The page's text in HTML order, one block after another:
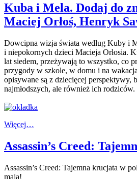
Kuba i Mela. Dodaj do
Maciej Orłoś, Henryk
Dowcipna wizja świata według Kuby i
i niepokornych dzieci Macieja Orłosia.
lat siedem, przeżywają to wszystko, co
przygody w szkole, w domu i na
opisywane są z dziecięcej perspektywy,
najmłodszych, ale również ich rodziców.
Więcej…
Assassin’s Creed:
Assassin’s Creed: Tajemna krucjata w
maja!